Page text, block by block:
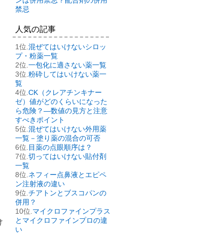
禁忌
人気の記事
混ぜてはいけないシロッ
プ・粉薬一覧
一包化に適さない薬一覧
粉砕してはいけない薬一
覧
CK（クレアチンキナー
ゼ）値がどのくらいになった
ら危険？―数値の見方と注意
すべきポイント
混ぜてはいけない外用薬
一覧－塗り薬の混合の可否
目薬の点眼順序は？
切ってはいけない貼付剤
一覧
ネフィー点鼻液とエピペ
ン注射液の違い
チアトンとブスコパンの
併用？
マイクロファインプラス
とマイクロファインプロの違
い